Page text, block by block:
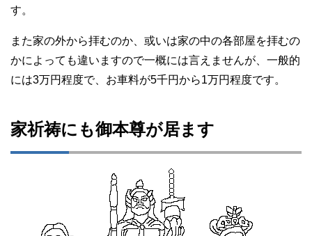
す。
また家の外から拝むのか、或いは家の中の各部屋を拝むの
かによっても違いますので一概には言えませんが、一般的
には3万円程度で、お車料が5千円から1万円程度です。
家祈祷にも御本尊が居ます